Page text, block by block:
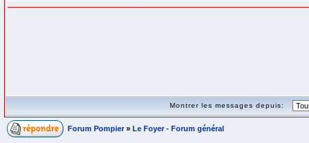
Montrer les messages depuis:
Forum Pompier » Le Foyer - Forum général